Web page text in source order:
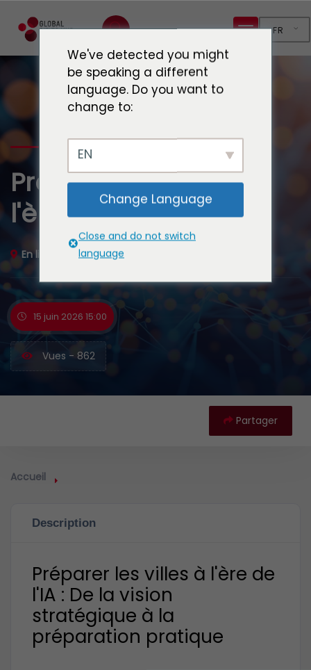
FR
Préparer les villes à
l'ère de l'IA
En ligne
15 juin 2026 15:00
Vues - 862
Partager
Accueil
Description
Préparer les villes à l'ère de
l'IA : De la vision
stratégique à la
préparation pratique
We've detected you might
be speaking a different
language. Do you want to
change to:
EN
Change Language
Close and do not switch
language